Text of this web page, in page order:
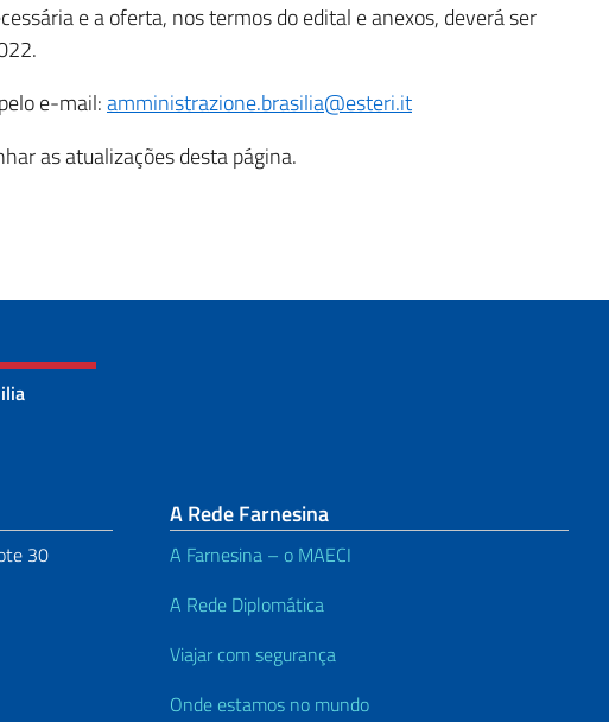
e a oferta, nos termos do edital e anexos, deverá ser
e-mail:amministrazione.brasilia@esteri.it
as atualizações desta página.
30
A Rede Farnesina
A Farnesina – o MAECI
A Rede Diplomática
Viajar com segurança
Onde estamos no mundo